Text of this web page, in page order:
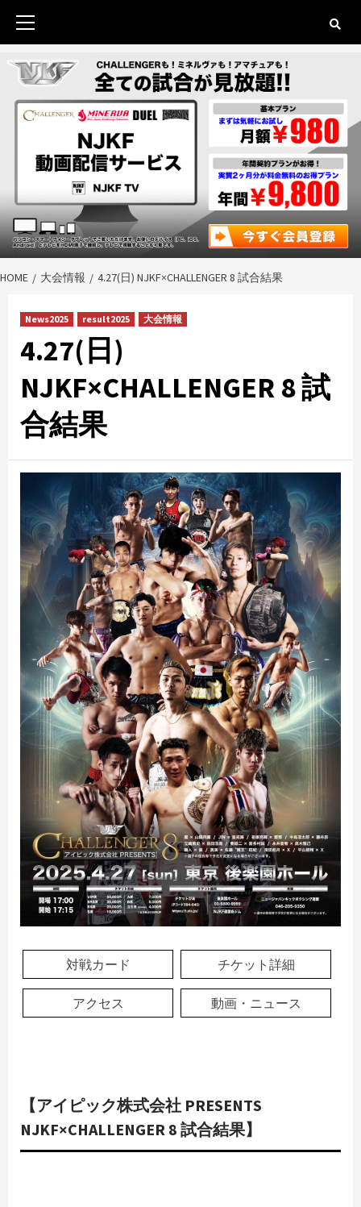
contentPrimary
HOME 大会情報 4.27(日) NJKF×CHALLENGER 8 試合結果
News2025 result2025 大会情報
4.27(日)
NJKF×CHALLENGER 8 試
合結果
対戦カード チケット詳細
アクセス 動画・ニュース
【アイピック株式会社 PRESENTS
NJKF×CHALLENGER 8 試合結果】